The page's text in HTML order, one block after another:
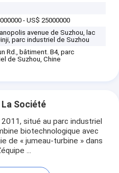
- US$ 25000000
avenue de Suzhou, lac
parc industriel de Suzhou
Rd., bâtiment. B4, parc
de Suzhou, Chine
Société
situé au parc industriel
biotechnologique avec
de « jumeau-turbine » dans
...